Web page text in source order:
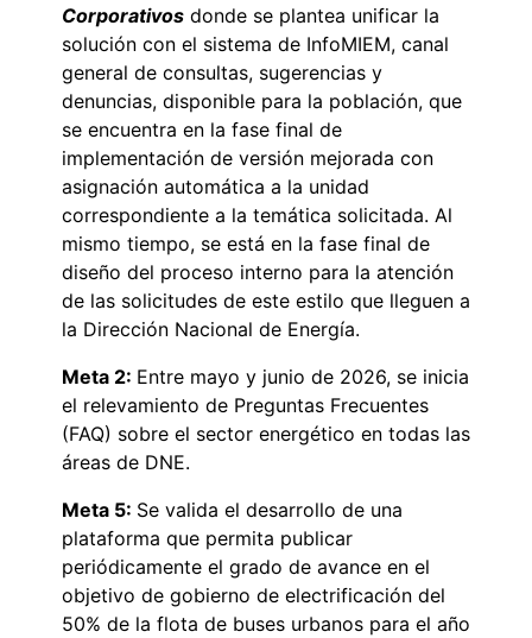
Corporativos donde se plantea unificar la
solución con el sistema de InfoMIEM, canal
general de consultas, sugerencias y
denuncias, disponible para la población, que
se encuentra en la fase final de
implementación de versión mejorada con
asignación automática a la unidad
correspondiente a la temática solicitada. Al
mismo tiempo, se está en la fase final de
diseño del proceso interno para la atención
de las solicitudes de este estilo que lleguen a
la Dirección Nacional de Energía.
Meta 2: Entre mayo y junio de 2026, se inicia
el relevamiento de Preguntas Frecuentes
(FAQ) sobre el sector energético en todas las
áreas de DNE.
Meta 5: Se valida el desarrollo de una
plataforma que permita publicar
periódicamente el grado de avance en el
objetivo de gobierno de electrificación del
50% de la flota de buses urbanos para el año